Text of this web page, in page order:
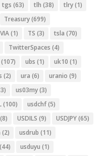
tgs (63) tlh (38) tlry(1)
Treasury(699)
(1) TS (3) tsla (70)
TwitterSpaces (4)
(107) ubs (1) uk10 (1)
(2) ura (6) uranio (9)
us03my(3)
(100) usdchf(5)
(8) USDILS (9) USDJPY(65)
(2) usdrub (11)
(44) usduyu (1)